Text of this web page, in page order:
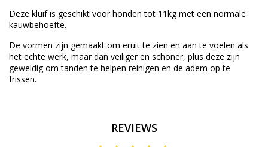
Deze kluif is geschikt voor honden tot 11kg met een normale
kauwbehoefte.
De vormen zijn gemaakt om eruit te zien en aan te voelen als
het echte werk, maar dan veiliger en schoner, plus deze zijn
geweldig om tanden te helpen reinigen en de adem op te
frissen.
REVIEWS